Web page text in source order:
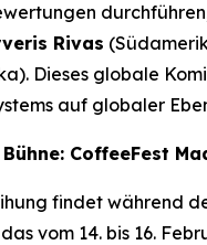
Rivas
Dieses globale
auf globaler
CoffeeFest
findet während
vom 14. bis 16.